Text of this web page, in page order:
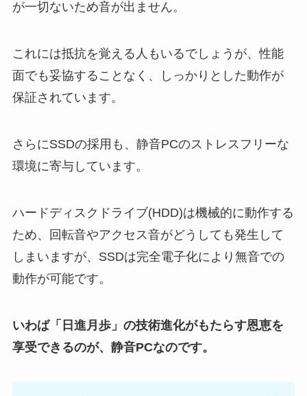
が一切ないため音が出ません。
これには抵抗を覚える人もいるでしょうが、性能
面でも妥協することなく、しっかりとした動作が
保証されています。
さらにSSDの採用も、静音PCのストレスフリーな
環境に寄与しています。
ハードディスクドライブ(HDD)は機械的に動作する
ため、回転音やアクセス音がどうしても発生して
しまいますが、SSDは完全電子化により無音での
動作が可能です。
いわば「日進月歩」の技術進化がもたらす恩恵を
享受できるのが、静音PCなのです。